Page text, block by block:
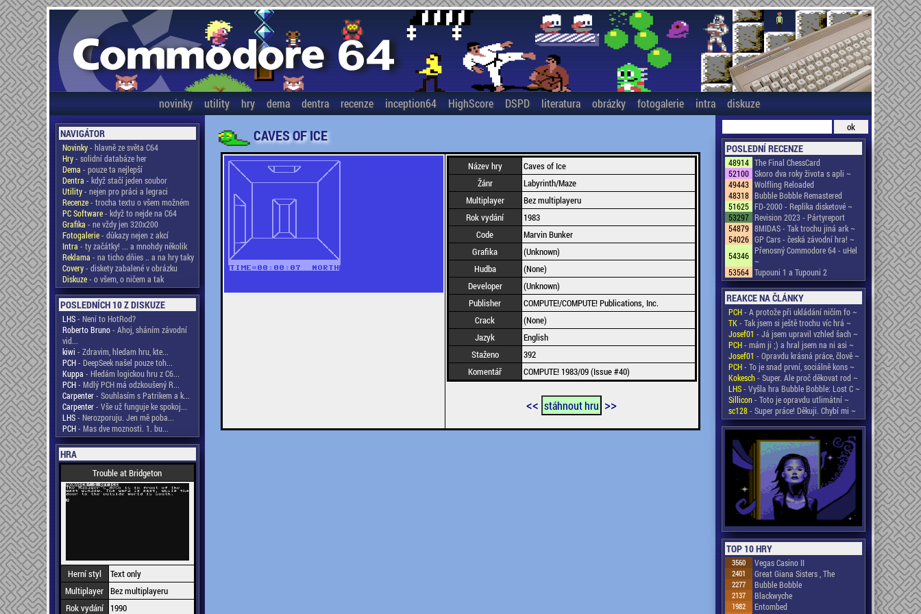
novinky utility hry dema dentra recenze inception64 HighScore DSPD literatura obrázky fotogalerie intra diskuze
NAVIGÁTOR
Novinky- hlavně ze světa C64
Hry- solidní databáze her
Dema - pouze ta nejlepší
Dentra - když stačí jeden soubor
Utility- nejen pro práci a legraci
Recenze- trocha textu o všem možném
PC Software- když to nejde na C64
Grafika - ne vždy jen 320x200
Fotogalerie- důkazy nejen z akcí
Intra - ty začátky! ... a mnohdy několik
Reklama - na ticho dňies .. a na hry taky
Covery- diskety zabalené v obrázku
Diskuze- o všem, o ničem a tak
POSLEDNÍCH 10 Z DISKUZE
LHS- Není to HotRod?
Roberto Bruno- Ahoj, sháním závodní
vid...
kiwi - Zdravim, hledam hru, kte...
PCH- DeepSeek našel pouze toh...
Kuppa - Hledám logickou hru z C6...
PCH- Mdlý PCH má odzkoušený R...
Carpenter- Souhlasím s Patrikem a k...
Carpenter- Vše už funguje ke spokoj...
LHS- Nerozporuju. Jen mě poba...
PCH- Mas dve moznosti. 1. bu...
HRA
Trouble at Bridgeton
Herní styl
Text only
Multiplayer Bez multiplayeru
Rok vydání
1990
CAVES OF ICE
Název hry
Caves of Ice
Žánr
Labyrinth/Maze
Multiplayer
Bez multiplayeru
Rok vydání
1983
Code
Marvin Bunker
Grafika
(Unknown)
Hudba
(None)
Developer
(Unknown)
Publisher
COMPUTE!/COMPUTE! Publications, Inc.
Crack
(None)
Jazyk
English
Staženo
392
Komentář
COMPUTE! 1983/09 (Issue #40)
<< stáhnout hru >>
POSLEDNÍ RECENZE
48914 The Final ChessCard
52100 Skoro dva roky života s apli ~
49443 Wolfling Reloaded
48318 Bubble Bobble Remastered
51625 FD-2000 - Replika disketové ~
53297 Revision 2023 - Pártyreport
54879 8MIDAS - Tak trochu jiná ark ~
54026 GP Cars - česká závodní hra! ~
54346 Přenosný Commodore 64 - uHel
~
53564 Tupouni 1 a Tupouni 2
REAKCE NA ČLÁNKY
PCH- A protože při ukládání ničím fo ~
TK- Tak jsem si ještě trochu víc hrá ~
Josef01 - Já jsem upravil vzhled šach ~
PCH- mám ji ;) a hral jsem na ni asi ~
Josef01 - Opravdu krásná práce, člově ~
PCH- To je snad první, sociálně kons ~
Kokesch- Super. Ale proč děkovat rod ~
LHS- Vyšla hra Bubble Bobble: Lost C ~
Sillicon- Toto je opravdu utlimátní ~
sc128- Super práce! Děkuji. Chybí mi ~
TOP 10 HRY
3560 Vegas Casino II
2401 Great Giana Sisters , The
2277 Bubble Bobble
2137 Blackwyche
1982 Entombed